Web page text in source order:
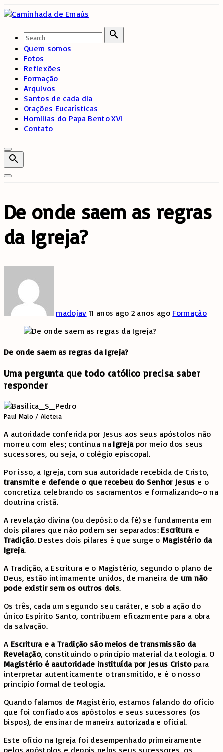
Skip
to
Search
Search
for:
Quem somos
Fotos
Reflexões
Formação
Arquivos
Santos de cada dia
Orações Eucarísticas
Homilias do Papa Bento XVI
Contato
De onde saem as regras
da Igreja?
madojav 11 anos ago 2 anos ago Formação
De onde saem as regras da Igreja?
Uma pergunta que todo católico precisa saber
responder
Paul Malo / Aleteia
A autoridade conferida por Jesus aos seus apóstolos não
morreu com eles; continua na Igreja por meio dos seus
sucessores, ou seja, o colégio episcopal.
Por isso, a Igreja, com sua autoridade recebida de Cristo,
transmite e defende o que recebeu do Senhor Jesus e o
concretiza celebrando os sacramentos e formalizando-o na
doutrina cristã.
A revelação divina (ou depósito da fé) se fundamenta em
dois pilares que não podem ser separados: Escritura e
Tradição. Destes dois pilares é que surge o Magistério da
Igreja.
A Tradição, a Escritura e o Magistério, segundo o plano de
Deus, estão intimamente unidos, de maneira de um não
pode existir sem os outros dois.
Os três, cada um segundo seu caráter, e sob a ação do
único Espírito Santo, contribuem eficazmente para a obra
da salvação.
A Escritura e a Tradição são meios de transmissão da
Revelação, constituindo o princípio material da teologia. O
Magistério é aautoridade instituída por Jesus Cristopara
interpretar autenticamente o transmitido, e é o nosso
princípio formal de teologia.
Quando falamos de Magistério, estamos falando do ofício
que foi confiado aos apóstolos e seus sucessores (os
bispos), de ensinar de maneira autorizada e oficial.
Este ofício na Igreja foi desempenhado primeiramente
pelos apóstolos e depois pelos seus sucessores, os